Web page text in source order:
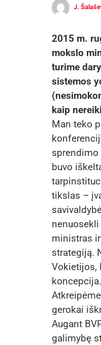
J.
2015 m.
mokslo
turime
sistemos
kaip
Man teko
buvo
tikslas –
ministras
strategiją.
Vokietijos,
gerokai
Augant
galimybę